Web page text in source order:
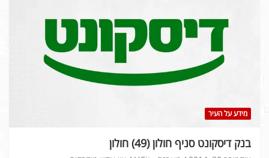
מידע על העיר
בנק דיסקונט סניף חולון (49) חולון